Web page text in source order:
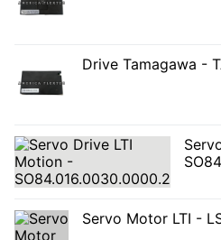
Drive Tamagawa -
Servo Motor LTI -